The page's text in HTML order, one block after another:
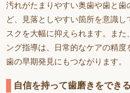
汚れがたまりやすい奥歯や歯と歯
ど、見落としやすい箇所を意識し
スクを大幅に抑えられます。ま
ング指導は、日常的なケアの精度
歯の早期発見にもつながります。
自信を持って歯磨きをでき